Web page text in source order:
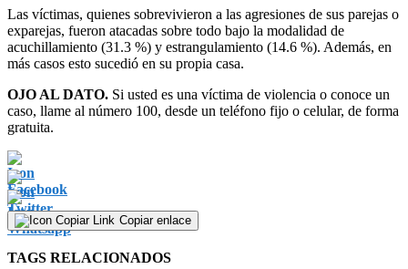
Las víctimas, quienes sobrevivieron a las agresiones de sus parejas o
exparejas, fueron atacadas sobre todo bajo la modalidad de
acuchillamiento (31.3 %) y estrangulamiento (14.6 %). Además, en
más casos esto sucedió en su propia casa.
OJO AL DATO. Si usted es una víctima de violencia o conoce un
caso, llame al número 100, desde un teléfono fijo o celular, de forma
gratuita.
Copiar enlace
TAGS RELACIONADOS